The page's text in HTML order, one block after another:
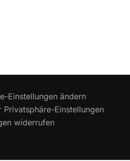
Einstellungen ändern
Privatsphäre-Einstellungen
widerrufen